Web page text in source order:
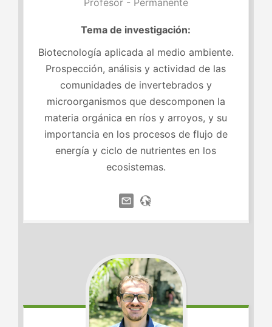
Profesor - Permanente
Tema de investigación:
Biotecnología aplicada al medio ambiente.
Prospección, análisis y actividad de las
comunidades de invertebrados y
microorganismos que descomponen la
materia orgánica en ríos y arroyos, y su
importancia en los procesos de flujo de
energía y ciclo de nutrientes en los
ecosistemas.